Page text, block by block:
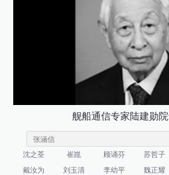
舰船通信专家陆建勋
沈之荃 崔崑 顾诵芬 苏哲子
戴汝为
刘玉清 李幼平 魏正耀